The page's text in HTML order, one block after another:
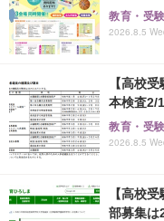
教育・受験
2026.8.5
【高校
本検査2/
教育・受験
2026.8.5
【高校
部募集は